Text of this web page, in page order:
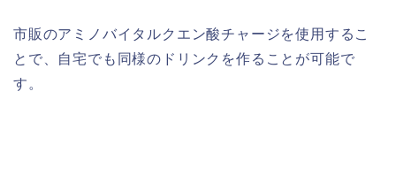
市販のアミノバイタルクエン酸チャージを使用するこ
とで、自宅でも同様のドリンクを作ることが可能で
す。